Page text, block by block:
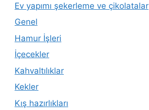
Ev yapımı şekerleme ve çikolatalar
Genel
Hamur İşleri
İçecekler
Kahvaltılıklar
Kekler
Kış hazırlıkları